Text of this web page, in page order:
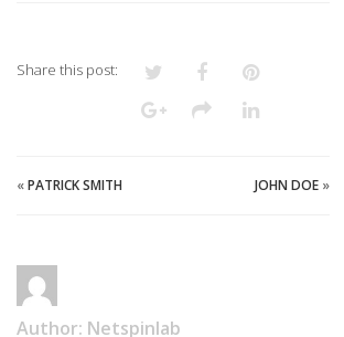
Share this post:
«PATRICK SMITH JOHN DOE »
Author: Netspinlab